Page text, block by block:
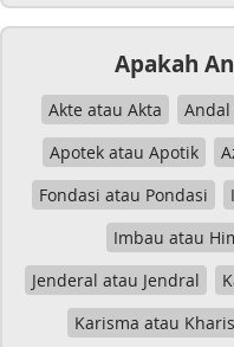
Apakah
Akte atau Akta
Apotek atau Apotik
Fondasi atau Pondasi
Imbau atau
Jenderal atau Jendral
Karisma atau